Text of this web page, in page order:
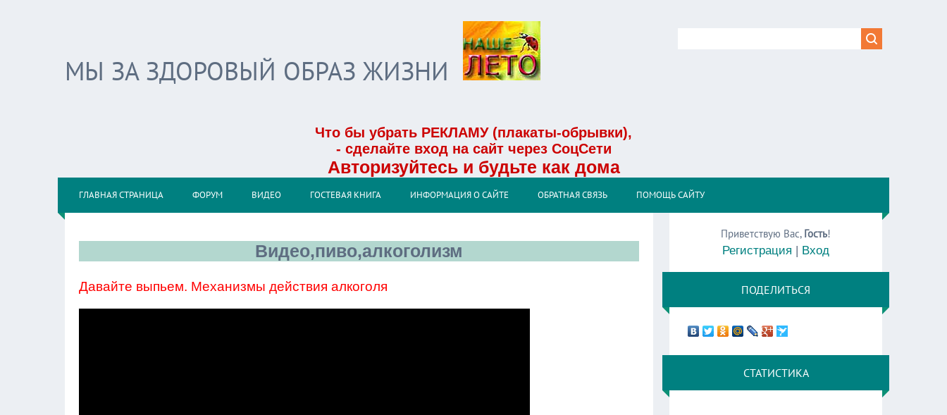
МЫ ЗА ЗДОРОВЫЙ ОБРАЗ ЖИЗНИ
Что бы убрать РЕКЛАМУ (плакаты-обрывки),
- сделайте вход на сайт через СоцСети
Авторизуйтесь и будьте как дома
ГЛАВНАЯ СТРАНИЦА ФОРУМ ВИДЕО ГОСТЕВАЯ КНИГА ИНФОРМАЦИЯ О САЙТЕ ОБРАТНАЯ СВЯЗЬ ПОМОЩЬ САЙТУ
Видео,пиво,алкоголизм
Давайте выпьем. Механизмы действия алкоголя
Приветствую Вас, Гость!
Регистрация | Вход
ПОДЕЛИТЬСЯ
СТАТИСТИКА